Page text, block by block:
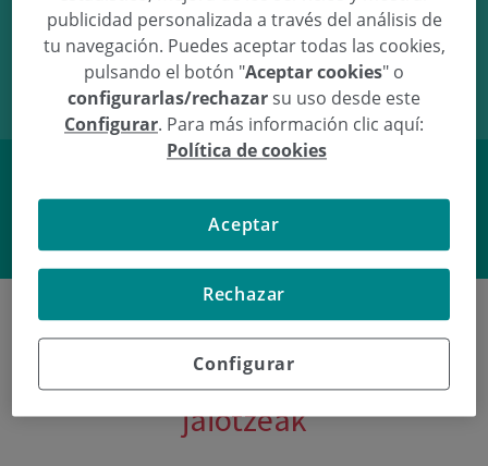
14/06/08 01:25 3.26Kg 49cm
Facebook Twitter
Poliklinika Gipuzkoako azken
jaiotzeak
publicidad personalizada a través del análisis de
tu navegación. Puedes aceptar todas las cookies,
pulsando el botón "Aceptar cookies" o
configurarlas/rechazarsu uso desde este
Configurar. Para más información clic aquí:
Política de cookies
Configurar
Rechazar
Aceptar